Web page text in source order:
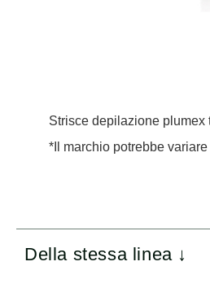
Strisce depilazione plumex
*Il marchio potrebbe
Della stessa linea ↓